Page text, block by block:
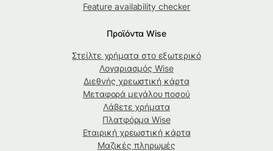
Feature availability checker
Προϊόντα Wise
Στείλτε χρήματα στο εξωτερικό
Λογαριασμός Wise
Διεθνής χρεωστική κάρτα
Μεταφορά μεγάλου ποσού
Λάβετε χρήματα
Πλατφόρμα Wise
Εταιρική χρεωστική κάρτα
Μαζικές πληρωμές